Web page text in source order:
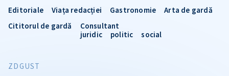
Editoriale
Viața redacției Gastronomie
Arta de gardă
Cititorul de gardă
Consultant
juridic
politic social
ZDGUST